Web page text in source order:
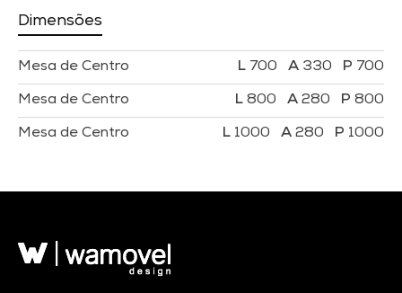
Dimensões
Mesa de Centro 700 330 700
Mesa de Centro 800 280 800
Mesa de Centro 1000 280 1000